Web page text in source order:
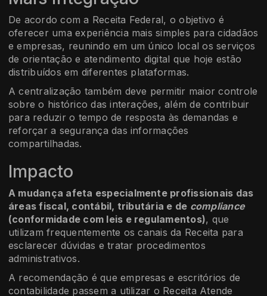
De acordo com a Receita Federal, o objetivo é
oferecer uma experiência mais simples para cidadãos
e empresas, reunindo em um único local os serviços
de orientação e atendimento digital que hoje estão
distribuídos em diferentes plataformas.
A centralização também deve permitir maior controle
sobre o histórico das interações, além de contribuir
para reduzir o tempo de resposta às demandas e
reforçar a segurança das informações
compartilhadas.
Impacto
A mudança afeta especialmente profissionais das
áreas fiscal, contábil, tributária e de compliance
(conformidade com leis e regulamentos), que
utilizam frequentemente os canais da Receita para
esclarecer dúvidas e tratar procedimentos
administrativos.
A recomendação é que empresas e escritórios de
contabilidade passem a utilizar o Receita Atende